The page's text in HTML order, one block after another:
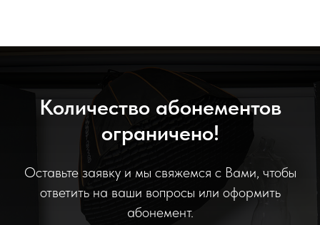
Количество абонементов
ограничено!
Оставьте заявку и мы свяжемся с Вами, чтобы
ответить на ваши вопросы или оформить
абонемент.